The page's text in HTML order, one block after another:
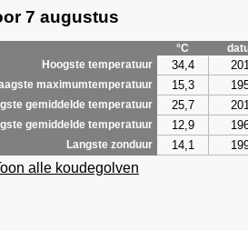
7 augustus
°C
Hoogste temperatuur
34,4
maximumtemperatuur 15,3
gemiddelde temperatuur 25,7
gemiddelde temperatuur 12,9
Langste zonduur 14,1
alle koudegolven